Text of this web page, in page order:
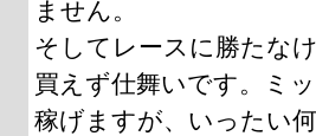
ません。
そしてレースに勝たな
買えず仕舞いです。ミ
稼げますが、いったい